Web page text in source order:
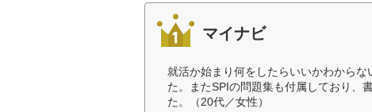
マイナビ
就活か始まり何をしたらいいかわから
た。またSPIの問題集も付属しており、
た。（20代／女性）